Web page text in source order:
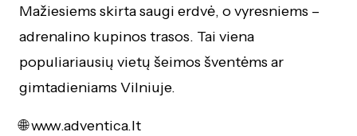
Mažiesiems skirta saugi erdvė, o vyresniems –
adrenalino kupinos trasos. Tai viena
populiariausių vietų šeimos šventėms ar
gimtadieniams Vilniuje.
🌐 www.adventica.lt